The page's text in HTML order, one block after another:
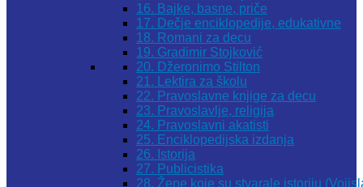
16. Bajke, basne, priče
17. Dečje enciklopedije, edukativne
18. Romani za decu
19. Gradimir Stojković
20. Džeronimo Stilton
21. Lektira za školu
22. Pravoslavne knjige za decu
23. Pravoslavlje, religija
24. Pravoslavni akatisti
25. Enciklopedijska izdanja
26. Istorija
27. Publicistika
28. Žene koje su stvarale istoriju